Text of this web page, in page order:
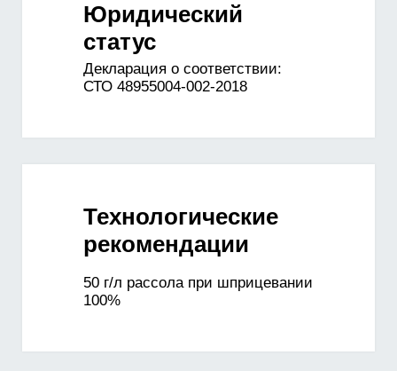
Технологические
рекомендации
50 г/л рассола при шприцевании
100%
Юридический
статус
Декларация о соответствии:
СТО 48955004-002-2018